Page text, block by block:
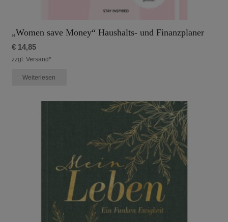
„Women save Money“ Haushalts- und Finanzplaner
€14,85
zzgl. Versand*
Weiterlesen